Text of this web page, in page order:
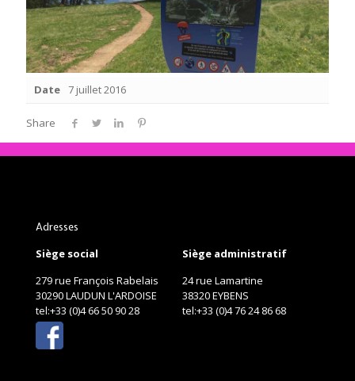
Date 7 juillet 2016
Share
Adresses
Siège social
279 rue François Rabelais
30290 LAUDUN L'ARDOISE
tel:+33 (0)4 66 50 90 28
Siège administratif
24 rue Lamartine
38320 EYBENS
tel:+33 (0)4 76 24 86 68